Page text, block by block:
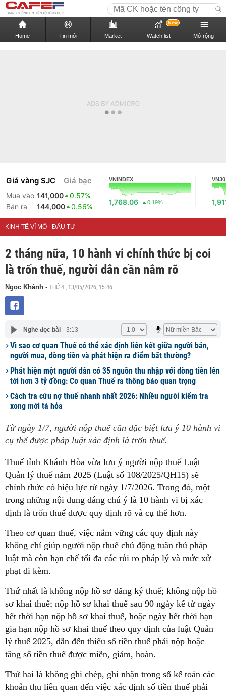
Home Tin mới Market Watch list
New
Mở rộng
Giá vàng SJC Giá bạc
Mua vào 141,000
0.57%
Bán ra
144,000 0.56%
VNINDEX
1,768.06 0.19%
VN30
KINH TẾ VĨ MÔ - ĐẦU TƯ
2 tháng nữa, 10 hành vi chính thức bị coi
là trốn thuế, người dân cần nắm rõ
Ngọc Khánh - THỨ 4 , 13/05/2026, 15:46
Nghe đọc bài 3:13
Vì sao cơ quan Thuế có thể xác định liên kết giữa người bán,
người mua, dòng tiền và phát hiện ra điểm bất thường?
Phát hiện một người dân có 35 nguồn thu nhập với dòng tiền lên
tới hơn 3 tỷ đồng: Cơ quan Thuế ra thông báo quan trọng
Cách tra cứu nợ thuế nhanh nhất 2026: Nhiều người kiểm tra
xong mới tá hỏa
Từ ngày 1/7, người nộp thuế cần đặc biệt lưu ý 10 hành vi
cụ thể được pháp luật xác định là trốn thuế.
Thuế tỉnh Khánh Hòa vừa lưu ý người nộp thuế Luật
Quản lý thuế năm 2025 (Luật số 108/2025/QH15) sẽ
chính thức có hiệu lực từ ngày 1/7/2026. Trong đó, một
trong những nội dung đáng chú ý là 10 hành vi bị xác
định là trốn thuế được quy định rõ và cụ thể hơn.
Theo cơ quan thuế, việc nắm vững các quy định này
không chỉ giúp người nộp thuế chủ động tuân thủ pháp
luật mà còn hạn chế tối đa các rủi ro pháp lý và mức xử
phạt đi kèm.
Thứ nhất là không nộp hồ sơ đăng ký thuế; không nộp hồ
sơ khai thuế; nộp hồ sơ khai thuế sau 90 ngày kể từ ngày
hết thời hạn nộp hồ sơ khai thuế, hoặc ngày hết thời hạn
gia hạn nộp hồ sơ khai thuế theo quy định của luật Quản
lý thuế 2025, dẫn đến thiếu số tiền thuế phải nộp hoặc
tăng số tiền thuế được miễn, giảm, hoàn.
Thứ hai là không ghi chép, ghi nhận trong sổ kế toán các
khoản thu liên quan đến việc xác định số tiền thuế phải